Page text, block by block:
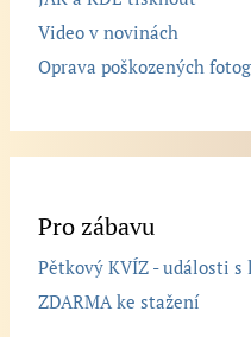
Video v novinách
Oprava poškozených
Pro zábavu
Pětkový KVÍZ - události
ZDARMA ke stažení